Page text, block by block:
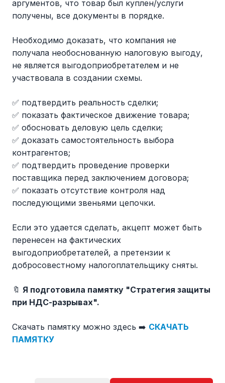
аргументов, что товар был куплен/услуги
получены, все документы в порядке.
Необходимо доказать, что компания не
получала необоснованную налоговую выгоду,
не является выгодоприобретателем и не
участвовала в создании схемы.
✅ подтвердить реальность сделки;
✅ показать фактическое движение товара;
✅ обосновать деловую цель сделки;
✅ доказать самостоятельность выбора
контрагентов;
✅ подтвердить проведение проверки
поставщика перед заключением договора;
✅ показать отсутствие контроля над
последующими звеньями цепочки.
Если это удается сделать, акцепт может быть
перенесен на фактических
выгодоприобретателей, а претензии к
добросовестному налогоплательщику сняты.
🔖 Я подготовила памятку "Стратегия защиты
при НДС-разрывах".
Скачать памятку можно здесь ➡️ СКАЧАТЬ
ПАМЯТКУ